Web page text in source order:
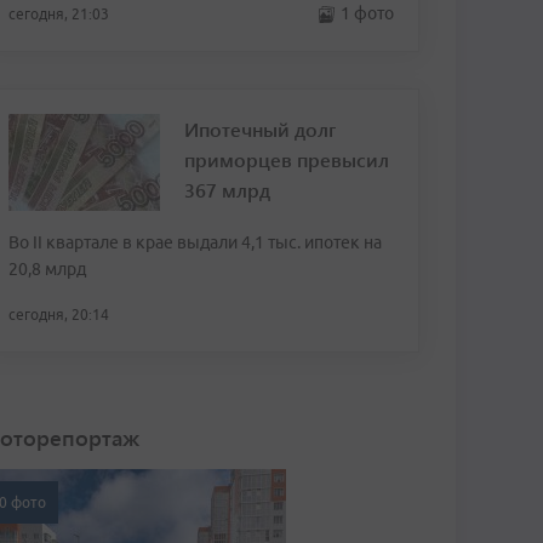
сегодня, 21:03 1 фото
Ипотечный долг
приморцев превысил
367 млрд
Во II квартале в крае выдали 4,1 тыс. ипотек на
20,8 млрд
сегодня, 20:14
фото